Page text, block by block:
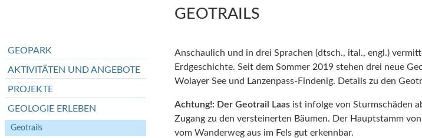
GEOPARK
AKTIVITÄTEN UND ANGEBOTE
PROJEKTE
GEOLOGIE ERLEBEN
Geotrails
GEOTRAILS
Anschaulich und in drei Sprachen (dtsch., ital., engl.)
Erdgeschichte. Seit dem Sommer 2019 stehen drei neue
Wolayer See und Lanzenpass-Findenig. Details zu den
Achtung!: Der Geotrail Laas ist infolge von Sturmschäden
Zugang zu den versteinerten Bäumen. Der Hauptstamm
vom Wanderweg aus im Fels gut erkennbar.